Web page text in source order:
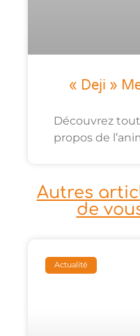
« Deji »
Découvrez
propos de
Autres
de
Actualité